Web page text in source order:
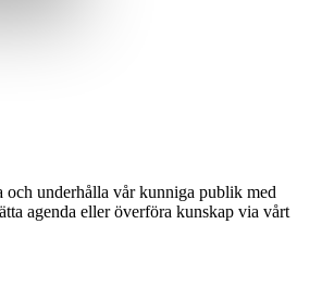
underhålla vår kunniga publik med
agenda eller överföra kunskap via vårt